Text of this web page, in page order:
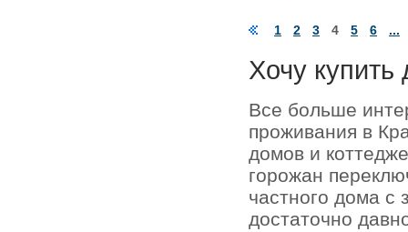
1 2 3 4 5 6 ...
Хочу купить
Все больше
проживания в
домов и
горожан
частного дома с
достаточно